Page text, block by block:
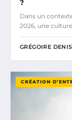
?
Dans un
2026, une
GRÉGOIRE DENIS
CRÉATION